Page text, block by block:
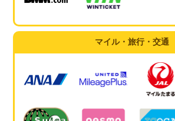
マイル・旅行・交通